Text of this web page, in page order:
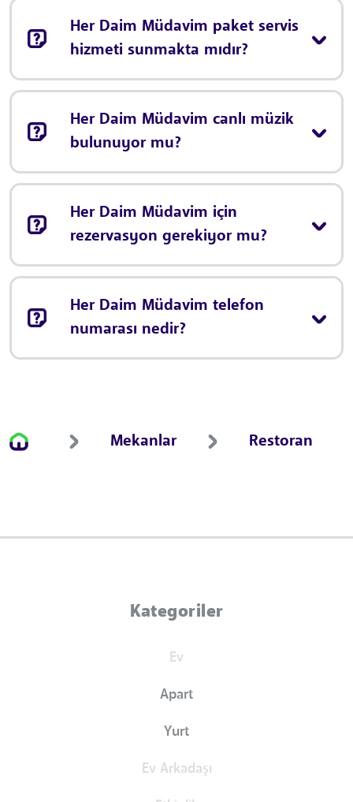
Her Daim Müdavim paket servis
hizmeti sunmakta mıdır?
Her Daim Müdavim canlı müzik
bulunuyor mu?
Her Daim Müdavim için
rezervasyon gerekiyor mu?
Her Daim Müdavim telefon
numarası nedir?
Mekanlar Restoran
Kategoriler
Ev
Apart
Yurt
Ev Arkadaşı